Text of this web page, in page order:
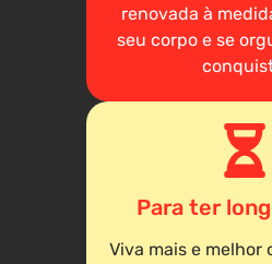
renovada à
seu corpo e se
Para ter
Viva mais e melhor